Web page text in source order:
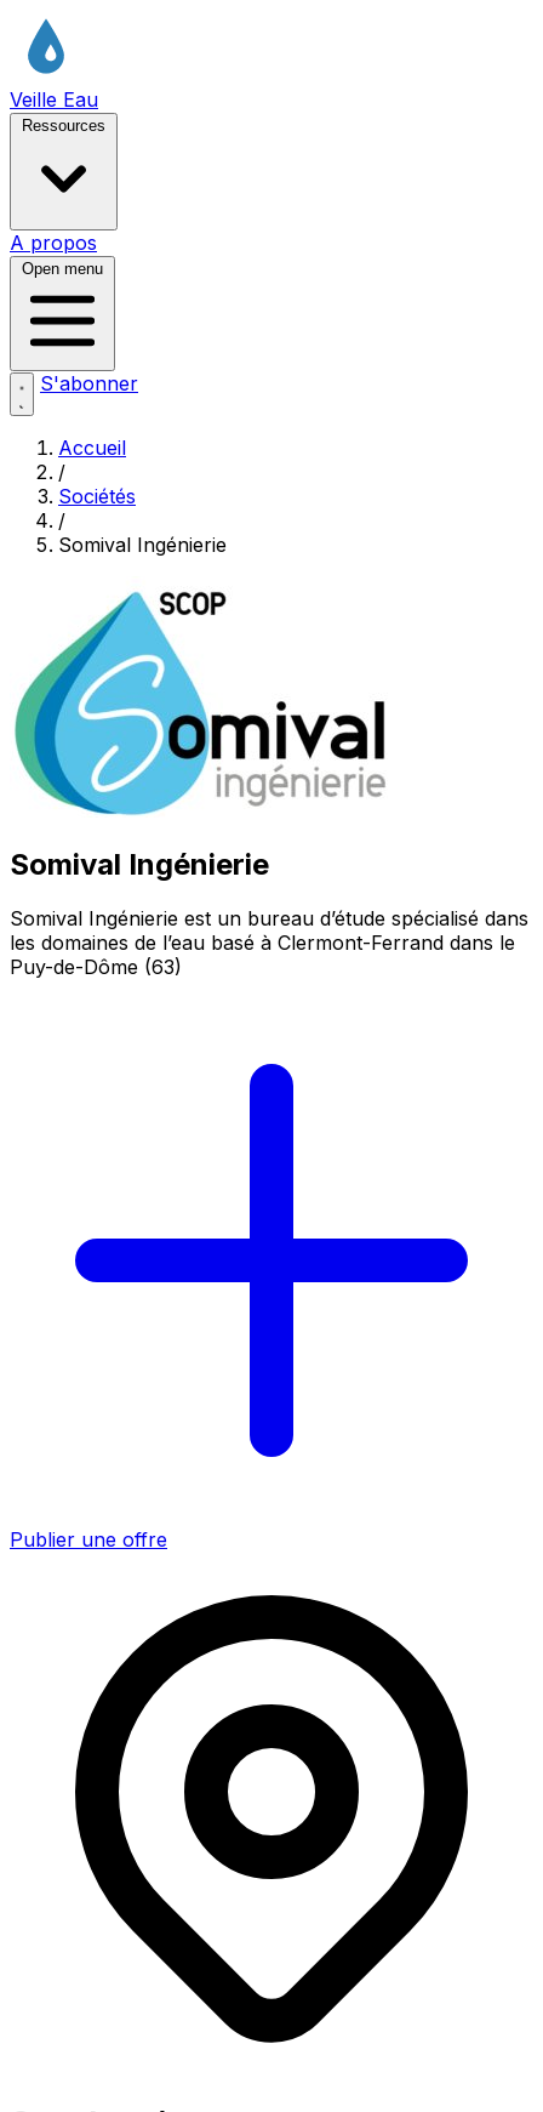
Veille Eau
Ressources
A propos
Open menu
S'abonner
Accueil
/
Sociétés
/
Somival Ingénierie
Somival Ingénierie
Somival Ingénierie est un bureau d’étude spécialisé dans
les domaines de l’eau basé à Clermont-Ferrand dans le
Puy-de-Dôme (63)
Publier une offre